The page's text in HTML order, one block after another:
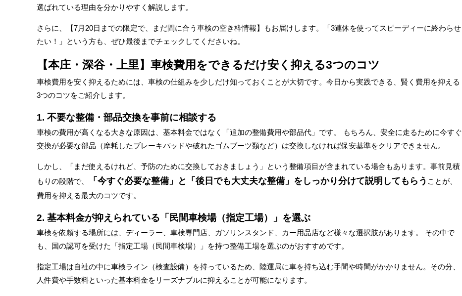
選ばれている理由を分かりやすく解説します。
さらに、【7月20日までの限定で、まだ間に合う車検の空き枠情報】もお届けします。「3連休を使ってスピーディーに終わらせ
たい！」という方も、ぜひ最後までチェックしてくださいね。
【本庄・深谷・上里】車検費用をできるだけ安く抑える3つのコツ
車検費用を安く抑えるためには、車検の仕組みを少しだけ知っておくことが大切です。今日から実践できる、賢く費用を抑える
3つのコツをご紹介します。
1. 不要な整備・部品交換を事前に相談する
車検の費用が高くなる大きな原因は、基本料金ではなく「追加の整備費用や部品代」です。 もちろん、安全に走るために今すぐ
交換が必要な部品（摩耗したブレーキパッドや破れたゴムブーツ類など）は交換しなければ保安基準をクリアできません。
しかし、「まだ使えるけれど、予防のために交換しておきましょう」という整備項目が含まれている場合もあります。事前見積
もりの段階で、
「今すぐ必要な整備」と「後日でも大丈夫な整備」をしっかり分けて説明してもらう ことが、
費用を抑える最大のコツです。
2. 基本料金が抑えられている「民間車検場（指定工場）」を選ぶ
車検を依頼する場所には、ディーラー、車検専門店、ガソリンスタンド、カー用品店など様々な選択肢があります。 その中で
も、国の認可を受けた「指定工場（民間車検場）」を持つ整備工場を選ぶのがおすすめです。
指定工場は自社の中に車検ライン（検査設備）を持っているため、陸運局に車を持ち込む手間や時間がかかりません。その分、
人件費や手数料といった基本料金をリーズナブルに抑えることが可能になります。